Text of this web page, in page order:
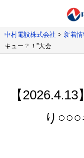
中村電設株式会社 > 新着情
キュー？！”大会
【
り○○○